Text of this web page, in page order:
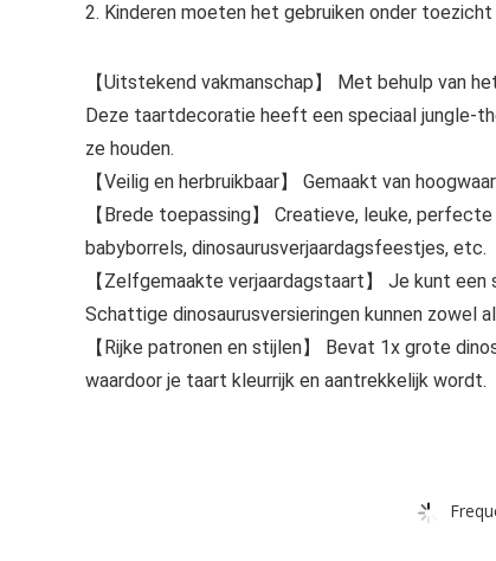
2. Kinderen moeten het gebruiken onder toezicht
【Uitstekend vakmanschap】 Met behulp van
Deze taartdecoratie heeft een speciaal jungle-
ze houden.
【Veilig en herbruikbaar】 Gemaakt van
【Brede toepassing】 Creatieve, leuke,
babyborrels, dinosaurusverjaardagsfeestjes, etc.
【Zelfgemaakte verjaardagstaart】 Je kunt
Schattige dinosaurusversieringen kunnen zowel
【Rijke patronen en stijlen】 Bevat 1x grote
waardoor je taart kleurrijk en aantrekkelijk wordt.